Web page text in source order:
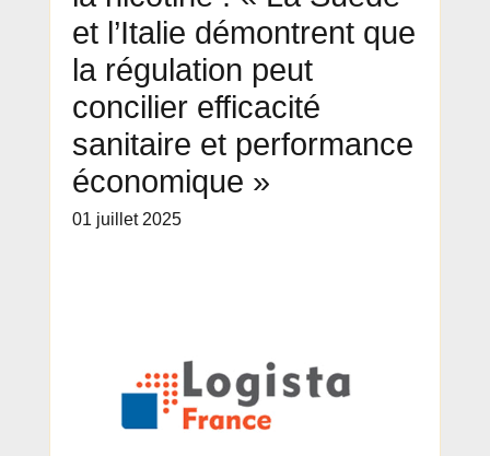
et l’Italie démontrent que
la régulation peut
concilier efficacité
sanitaire et performance
économique »
01 juillet 2025